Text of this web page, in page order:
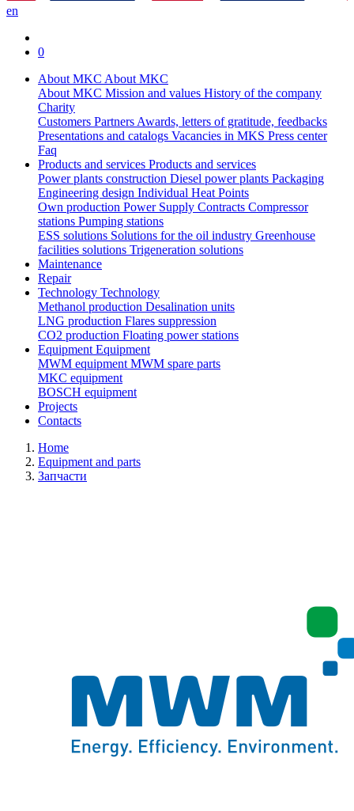
en
0
About MKC About MKC
About MKC Mission and values History of the company
Charity
Customers PartnersAwards, letters of gratitude, feedbacks
Presentations and catalogs Vacancies in MKS Press center
Faq
Products and services Products and services
Power plants construction Diesel power plants Packaging
Engineering design Individual Heat Points
Own production Power Supply Contracts Compressor
stations Pumping stations
ESS solutions Solutions for the oil industry Greenhouse
facilities solutions Trigeneration solutions
Maintenance
Repair
Technology Technology
Methanol production Desalination units
LNG production Flares suppression
СО2 production Floating power stations
EquipmentEquipment
MWM equipmentMWM spare parts
MKC equipment
BOSCH equipment
Projects
Contacts
Home
Equipment and parts
Запчасти